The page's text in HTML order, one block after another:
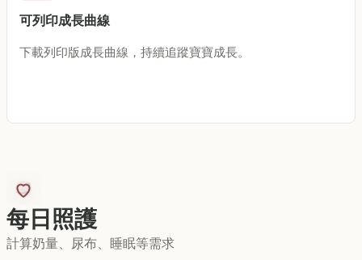
可列印成長曲線
下載列印版成長曲線，持續追蹤寶寶成長。
每日照護
計算奶量、尿布、睡眠等需求